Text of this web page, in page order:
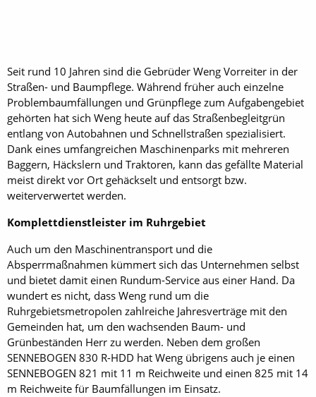
Seit rund 10 Jahren sind die Gebrüder Weng Vorreiter in der
Straßen- und Baumpflege. Während früher auch einzelne
Problembaumfällungen und Grünpflege zum Aufgabengebiet
gehörten hat sich Weng heute auf das Straßenbegleitgrün
entlang von Autobahnen und Schnellstraßen spezialisiert.
Dank eines umfangreichen Maschinenparks mit mehreren
Baggern, Häckslern und Traktoren, kann das gefällte Material
meist direkt vor Ort gehäckselt und entsorgt bzw.
weiterverwertet werden.
Komplettdienstleister im Ruhrgebiet
Auch um den Maschinentransport und die
Absperrmaßnahmen kümmert sich das Unternehmen selbst
und bietet damit einen Rundum-Service aus einer Hand. Da
wundert es nicht, dass Weng rund um die
Ruhrgebietsmetropolen zahlreiche Jahresverträge mit den
Gemeinden hat, um den wachsenden Baum- und
Grünbeständen Herr zu werden. Neben dem großen
SENNEBOGEN 830 R-HDD hat Weng übrigens auch je einen
SENNEBOGEN 821 mit 11 m Reichweite und einen 825 mit 14
m Reichweite für Baumfällungen im Einsatz.